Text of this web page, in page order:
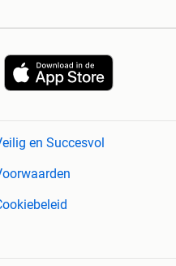
en Succesvol